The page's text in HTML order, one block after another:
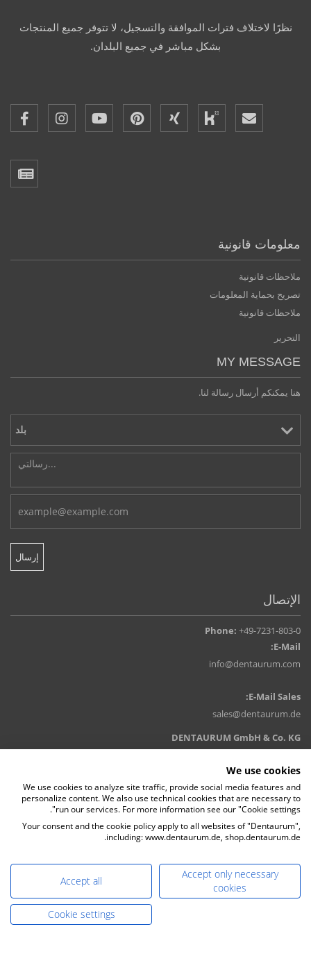
نظرًا لاختلاف فترات الموافقة والتسجيل، لا تتوفر جميع المنتجات
بشكل مباشر في جميع البلدان.
معلومات قانونية
ملاحظات قانونية
تصريح بحماية المعلومات
ملاحظات قانونية
التحرير
MY MESSAGE
هنا يمكنكم أرسال رسالة لنا.
الإتصال
Phone: +49-7231-803-0
E-Mail:
info@dentaurum.com
E-Mail Sales:
sales@dentaurum.de
DENTAURUM GmbH & Co. KG
Turnstr. 31, 75228 Ispringen, Germany
We use cookies
We use cookies to analyze site traffic, provide social media features and
personalize content. We also use technical cookies that are necessary to
run our services. For more information see our "Cookie settings".
Your consent and the cookie policy apply to all websites of "Dentaurum",
including: www.dentaurum.de, shop.dentaurum.de.
Accept all
Accept only necessary
cookies
Cookie settings